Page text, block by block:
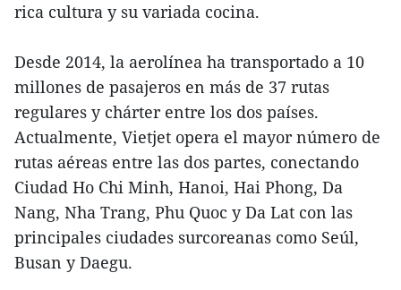
rica cultura y su variada cocina.
Desde 2014, la aerolínea ha transportado a 10
millones de pasajeros en más de 37 rutas
regulares y chárter entre los dos países.
Actualmente, Vietjet opera el mayor número de
rutas aéreas entre las dos partes, conectando
Ciudad Ho Chi Minh, Hanoi, Hai Phong, Da
Nang, Nha Trang, Phu Quoc y Da Lat con las
principales ciudades surcoreanas como Seúl,
Busan y Daegu.